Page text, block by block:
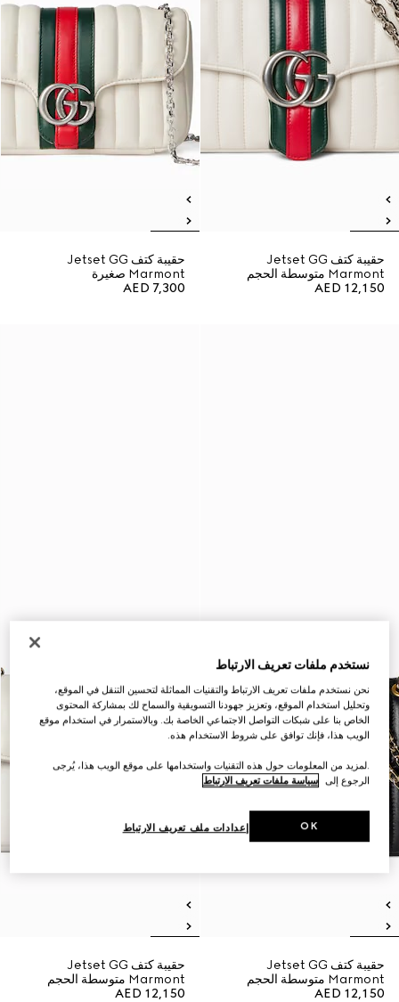
حقيبة كتف Jetset GG
Marmont متوسطة الحجم
AED 12,150
حقيبة كتف Jetset GG
Marmont صغيرة
AED 7,300
حقيبة كتف Jetset GG
Marmont متوسطة الحجم
AED 12,150
حقيبة كتف Jetset GG
Marmont متوسطة الحجم
AED 12,150
نستخدم ملفات تعريف الارتباط
نحن نستخدم ملفات تعريف الارتباط والتقنيات المماثلة لتحسين التنقل في الموقع،
وتحليل استخدام الموقع، وتعزيز جهودنا التسويقية والسماح لك بمشاركة المحتوى
الخاص بنا على شبكات التواصل الاجتماعي الخاصة بك. وبالاستمرار في استخدام موقع
الويب هذا، فإنك توافق على شروط الاستخدام هذه.
.لمزيد من المعلومات حول هذه التقنيات واستخدامها على موقع الويب هذا، يُرجى
الرجوع إلى سياسة ملفات تعريف الارتباط
إعدادات ملف تعريف الارتباط OK